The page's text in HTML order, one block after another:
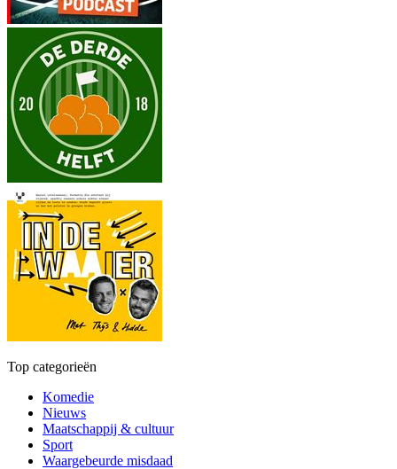
Top categorieën
Komedie
Nieuws
Maatschappij & cultuur
Sport
Waargebeurde misdaad